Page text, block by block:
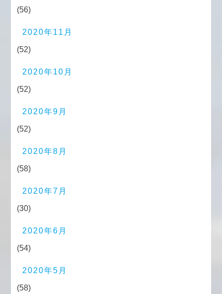
(56)
2020年11月
(52)
2020年10月
(52)
2020年9月
(52)
2020年8月
(58)
2020年7月
(30)
2020年6月
(54)
2020年5月
(58)